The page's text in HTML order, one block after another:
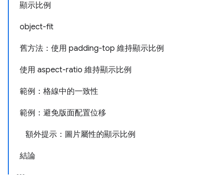
顯示比例
object-fit
舊方法：使用 padding-top 維持顯示比例
使用 aspect-ratio 維持顯示比例
範例：格線中的一致性
範例：避免版面配置位移
額外提示：圖片屬性的顯示比例
結論